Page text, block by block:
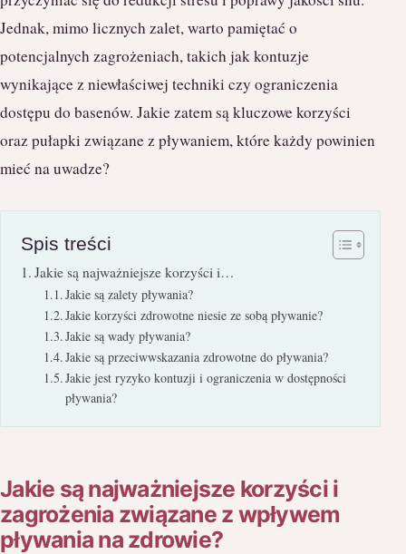
Jednak, mimo licznych zalet, warto pamiętać o
potencjalnych zagrożeniach, takich jak kontuzje
wynikające z niewłaściwej techniki czy ograniczenia
dostępu do basenów. Jakie zatem są kluczowe korzyści
oraz pułapki związane z pływaniem, które każdy powinien
mieć na uwadze?
Spis treści
Jakie są najważniejsze korzyści i…
Jakie są zalety pływania?
Jakie korzyści zdrowotne niesie ze sobą pływanie?
Jakie są wady pływania?
Jakie są przeciwwskazania zdrowotne do pływania?
Jakie jest ryzyko kontuzji i ograniczenia w dostępności
pływania?
Jakie są najważniejsze korzyści i
zagrożenia związane z wpływem
pływania na zdrowie?